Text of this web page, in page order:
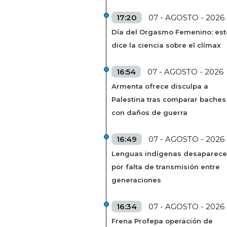
17:20 07 - AGOSTO - 2026
Día del Orgasmo Femenino:
dice la ciencia sobre el clímax
16:54 07 - AGOSTO - 2026
Armenta ofrece disculpa a
Palestina tras comparar baches
con daños de guerra
16:49 07 - AGOSTO - 2026
Lenguas indígenas
por falta de transmisión entre
generaciones
16:34 07 - AGOSTO - 2026
Frena Profepa operación de